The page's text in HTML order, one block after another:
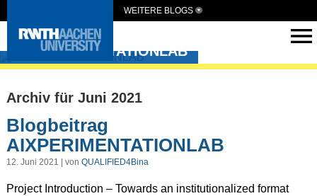
WEITERE BLOGS
AIXPERIMENTATIONLAB
Archiv für Juni 2021
Blogbeitrag
AIXPERIMENTATIONLAB
12. Juni 2021 | von QUALIFIED4Bina
Project Introduction – Towards an institutionalized format